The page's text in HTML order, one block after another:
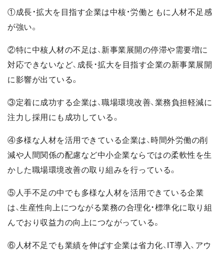
①成長・拡大を目指す企業は中核・労働ともに人材不足感
が強い。
②特に中核人材の不足は、新事業展開の停滞や需要増に
対応できないなど、成長・拡大を目指す企業の新事業展開
に影響が出ている。
③定着に成功する企業は、職場環境改善、業務負担軽減に
注力し採用にも成功している。
④多様な人材を活用できている企業は、時間外労働の削
減や人間関係の配慮など中小企業ならではの柔軟性を生
かした職場環境改善の取り組みを行っている。
⑤人手不足の中でも多様な人材を活用できている企業
は、生産性向上につながる業務の合理化・標準化に取り組
んでおり収益力の向上につながっている。
⑥人材不足でも業績を伸ばす企業は省力化、IT導入、アウ